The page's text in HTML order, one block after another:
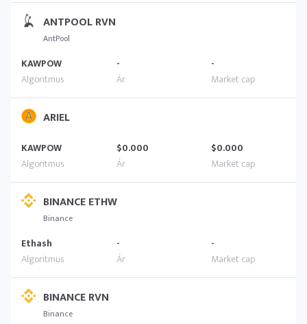
ANTPOOL RVN
AntPool
KAWPOW - -
ARIEL
KAWPOW $0.000 $0.000
BINANCE ETHW
Binance
Ethash - -
BINANCE RVN
Binance